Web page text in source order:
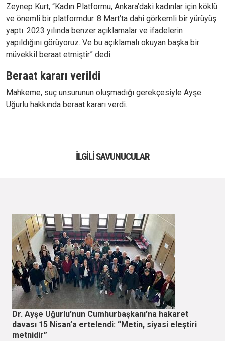
Zeynep Kurt, “Kadın Platformu, Ankara’daki kadınlar için köklü
ve önemli bir platformdur. 8 Mart’ta dahi görkemli bir yürüyüş
yaptı. 2023 yılında benzer açıklamalar ve ifadelerin
yapıldığını görüyoruz. Ve bu açıklamalı okuyan başka bir
müvekkil beraat etmiştir” dedi.
Beraat kararı verildi
Mahkeme, suç unsurunun oluşmadığı gerekçesiyle Ayşe
Uğurlu hakkında beraat kararı verdi.
İLGILI SAVUNUCULAR
Dr. Ayşe Uğurlu’nun Cumhurbaşkanı’na hakaret
davası 15 Nisan’a ertelendi: “Metin, siyasi eleştiri
metnidir”